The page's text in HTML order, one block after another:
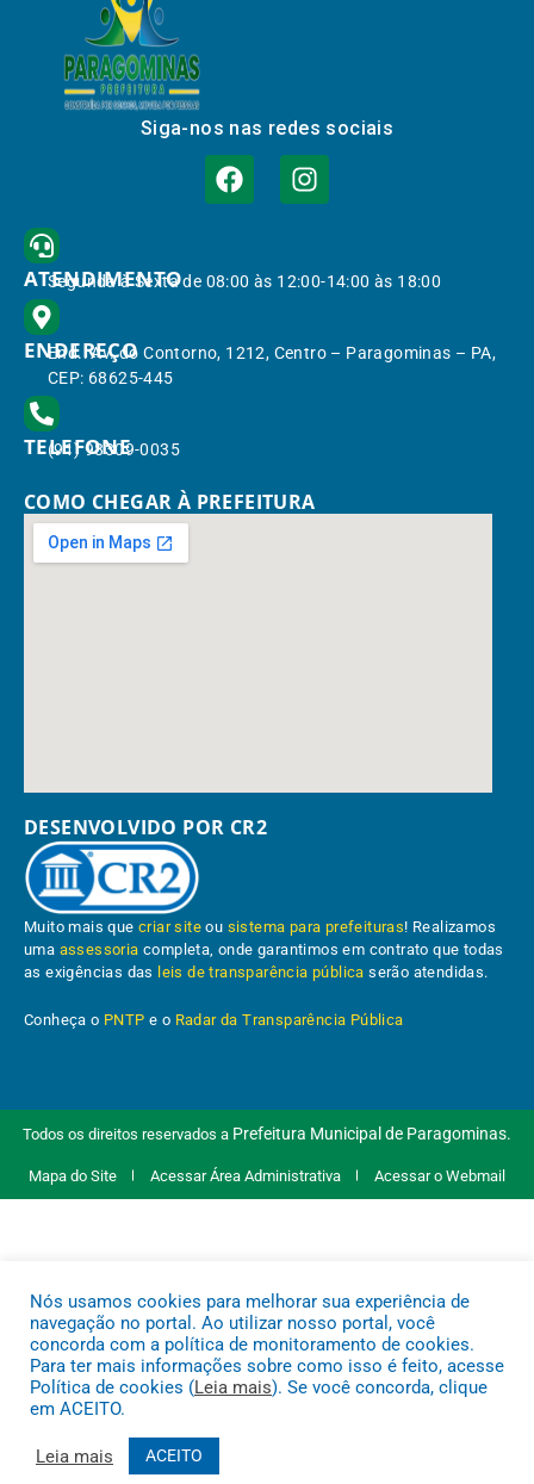
Siga-nos nas redes sociais
ATENDIMENTO
Segunda à Sexta de 08:00 às 12:00-14:00 às 18:00
ENDEREÇO
End.: Av. do Contorno, 1212, Centro – Paragominas – PA,
CEP: 68625-445
TELEFONE
(91) 98309-0035
COMO CHEGAR À PREFEITURA
DESENVOLVIDO POR CR2
Muito mais quecriar site ou sistema para prefeituras! Realizamos
uma assessoria completa, onde garantimos em contrato que todas
as exigências das leis de transparência pública serão atendidas.
Conheça o PNTP e o Radar da Transparência Pública
Todos os direitos reservados a Prefeitura Municipal de Paragominas.
Mapa do Site Acessar Área Administrativa Acessar o Webmail
Nós usamos cookies para melhorar sua experiência de
navegação no portal. Ao utilizar nosso portal, você
concorda com a política de monitoramento de cookies.
Para ter mais informações sobre como isso é feito, acesse
Política de cookies (Leia mais). Se você concorda, clique
em ACEITO.
Leia mais ACEITO